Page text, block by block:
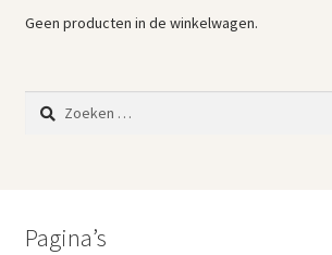
Geen producten in de winkelwagen.
Zoeken
naar:
Pagina’s